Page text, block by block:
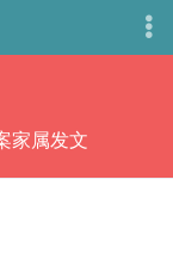
家属发文